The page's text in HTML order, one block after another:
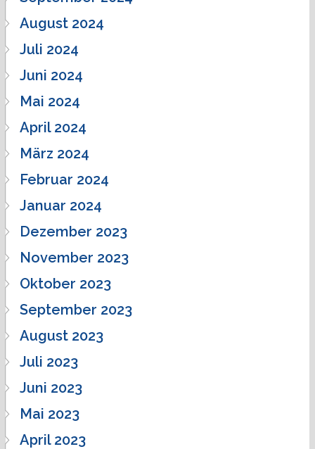
August 2024
Juli 2024
Juni 2024
Mai 2024
April 2024
März 2024
Februar 2024
Januar 2024
Dezember 2023
November 2023
Oktober 2023
September 2023
August 2023
Juli 2023
Juni 2023
Mai 2023
April 2023